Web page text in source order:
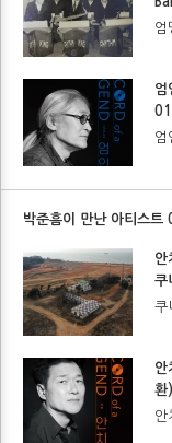
엄
엄
엄
박준흠이 만난 아티스
안
쿠
쿠
안
환
안